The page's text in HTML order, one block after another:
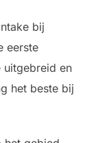
bij
eerste
uitgebreid en
het beste bij